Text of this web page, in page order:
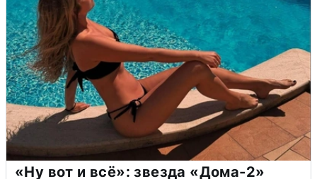
«Ну вот и всё»: звезда «Дома-2»